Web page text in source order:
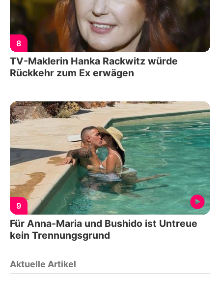
8
TV-Maklerin Hanka Rackwitz würde
Rückkehr zum Ex erwägen
9
Für Anna-Maria und Bushido ist Untreue
kein Trennungsgrund
Aktuelle Artikel